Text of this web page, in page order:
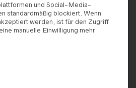
und Social-Media-
standardmäßig blockiert. Wenn
werden, ist für den Zugriff
manuelle Einwilligung mehr